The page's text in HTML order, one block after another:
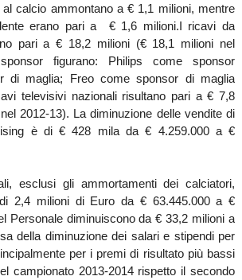
calcio ammontano a € 1,1 milioni, mentre
erano pari a € 1,6 milioni.I ricavi da
pari a € 18,2 milioni (€ 18,1 milioni nel
figurano: Philips come sponsor
di maglia; Freo come sponsor di maglia
televisivi nazionali risultano pari a € 7,8
2012-13). La diminuzione delle vendite di
è di € 428 mila da € 4.259.000 a€
esclusi gli ammortamenti dei calciatori,
2,4 milioni di Euro da € 63.445.000 a €
Personale diminuiscono da € 33,2 milioni a
della diminuzione dei salari e stipendi per
per i premi di risultato più bassi
campionato 2013-2014 rispetto il secondo